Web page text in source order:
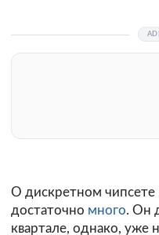
О дискретном
достаточно много. Он
квартале, однако, уже